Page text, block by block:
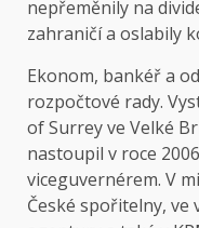
nepřeměnily na
zahraničí a oslabily
Ekonom, bankéř a
rozpočtové rady.
of Surrey ve Velké
nastoupil v roce
viceguvernérem. V
České spořitelny, ve